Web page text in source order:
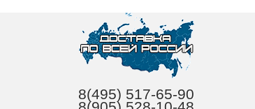
8(495) 517-65-90